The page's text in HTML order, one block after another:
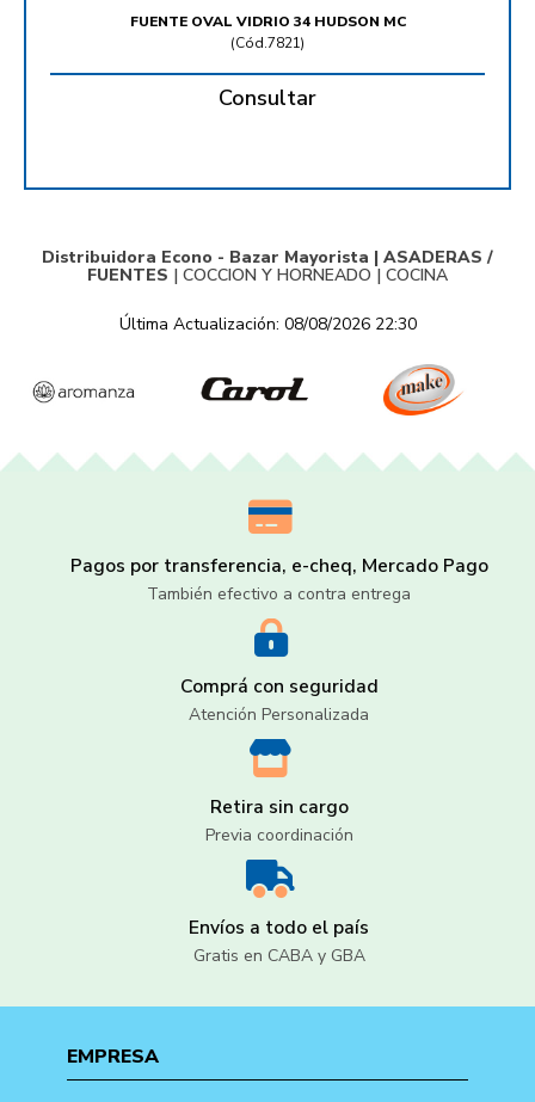
FUENTE OVAL VIDRIO 34 HUDSON MC
(Cód.7821)
Consultar
Distribuidora Econo - Bazar Mayorista | ASADERAS /
FUENTES | COCCION Y HORNEADO | COCINA
Última Actualización: 08/08/2026 22:30
Pagos por transferencia, e-cheq, Mercado Pago
También efectivo a contra entrega
Comprá con seguridad
Atención Personalizada
Retira sin cargo
Previa coordinación
Envíos a todo el país
Gratis en CABA y GBA
EMPRESA